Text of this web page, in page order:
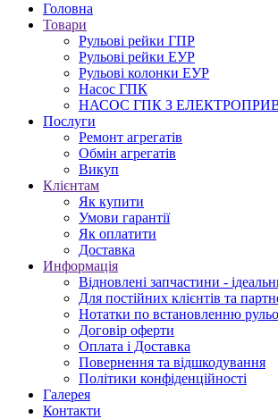
Головна
Товари
Рульові рейки ГПР
Рульові рейки ЕУР
Рульові колонки ЕУР
Насос ГПК
НАСОС ГПК З
Послуги
Ремонт агрегатів
Обмін агрегатів
Викуп
Клієнтам
Як купити
Умови гарантії
Як оплатити
Доставка
Информація
Відновлені запчастини -
Для постійних клієнтів та
Нотатки по встановленню
Договір оферти
Оплата і Доставка
Повернення та відшкодування
Політики конфіденційності
Галерея
Контакти